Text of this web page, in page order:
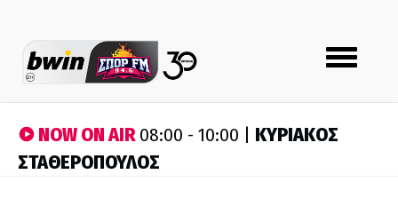
Toggle
navigation
NOW ON AIR08:00 - 10:00 | ΚΥΡΙΑΚΟΣ
ΣΤΑΘΕΡΟΠΟΥΛΟΣ